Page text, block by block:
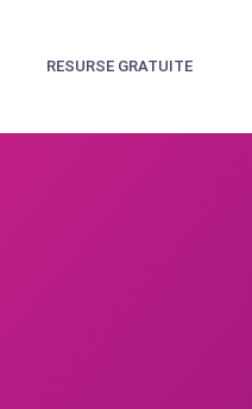
RESURSE GRATUITE